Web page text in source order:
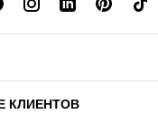
КЛИЕНТОВ